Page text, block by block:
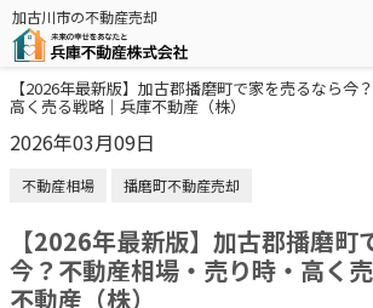
加古川市の不動産売却
【2026年最新版】加古郡播磨町で家を売るなら今
高く売る戦略｜兵庫不動産（株）
2026年03月09日
不動産相場 播磨町不動産売却
【2026年最新版】加古郡播磨町
今？不動産相場・売り時・高く
不動産（株）